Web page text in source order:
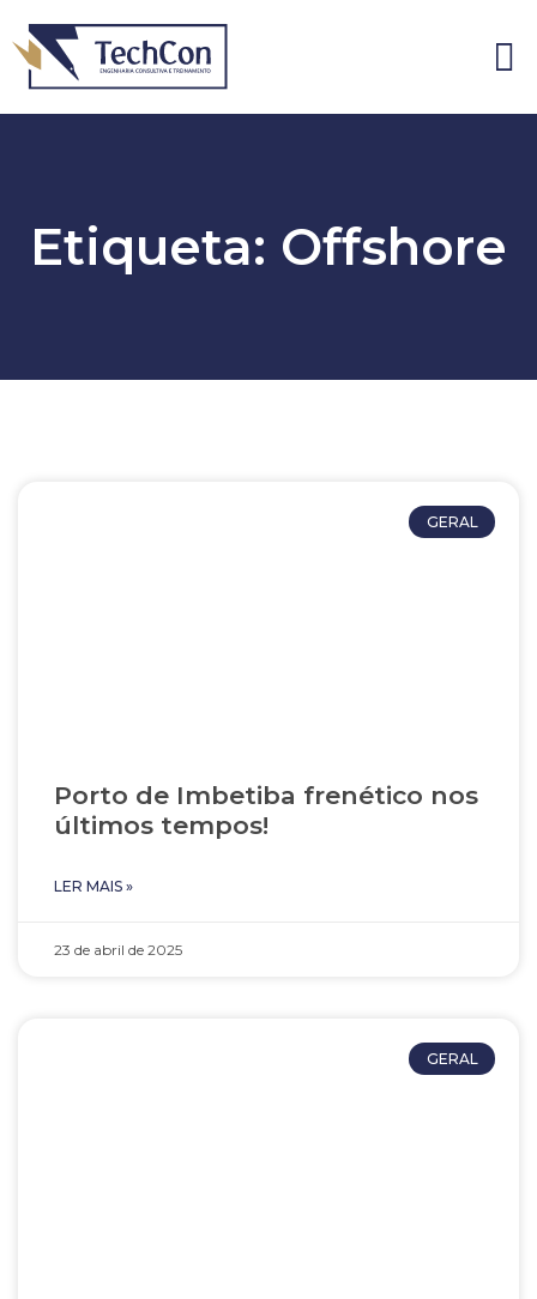
Etiqueta: Offshore
GERAL
Porto de Imbetiba frenético nos
últimos tempos!
LER MAIS »
23 de abril de 2025
GERAL